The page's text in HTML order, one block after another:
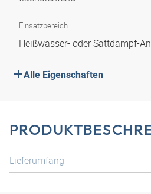
Einsatzbereich
Heißwasser- oder Sattdampf-
Alle Eigenschaften
Lieferumfang